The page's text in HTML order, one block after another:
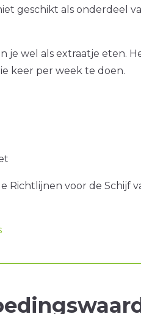
geschikt als onderdeel
je wel als extraatje eten.
keer per week te doen.
Richtlijnen voor de Schijf